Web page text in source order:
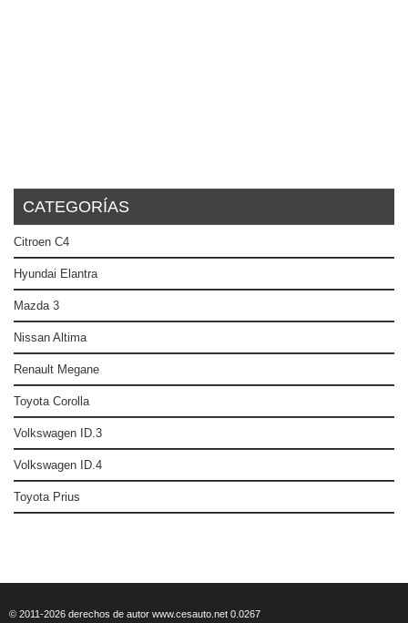
CATEGORÍAS
Citroen C4
Hyundai Elantra
Mazda 3
Nissan Altima
Renault Megane
Toyota Corolla
Volkswagen ID.3
Volkswagen ID.4
Toyota Prius
© 2011-2026 derechos de autor www.cesauto.net 0.0267